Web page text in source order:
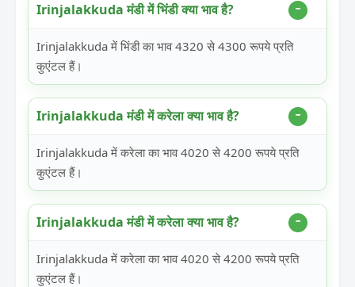
Irinjalakkuda मंडी में भिंडी क्या भाव है?
Irinjalakkuda में भिंडी का भाव 4320 से 4300 रूपये प्रति
कुएंटल हैं।
Irinjalakkuda मंडी में करेला क्या भाव है?
Irinjalakkuda में करेला का भाव 4020 से 4200 रूपये प्रति
कुएंटल हैं।
Irinjalakkuda मंडी में करेला क्या भाव है?
Irinjalakkuda में करेला का भाव 4020 से 4200 रूपये प्रति
कुएंटल हैं।